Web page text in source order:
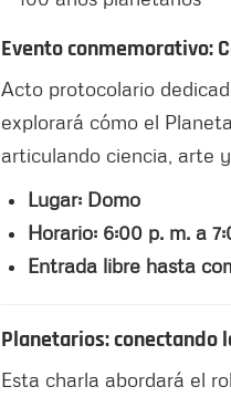
Evento conmemorativo:
Acto protocolario
explorará cómo el
articulando ciencia, arte
Lugar: Domo
Horario: 6:00 p. m. a
Entrada libre hasta
Planetarios:
Esta charla abordará el